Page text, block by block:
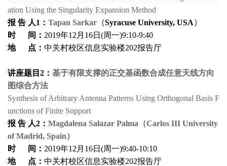
ation Using the Singularity Expansion Method
报 告 人1： Tapan Sarkar（Syracuse University, USA）
时 间： 2019年12月16日(周一)9:10-9:40
地 点： 中关村校区信息实验楼202报告厅
讲座题目2： 基于有限支撑的正交基函数合成任意天线方向
图综合方法
Synthesis of Arbitrary Antenna Patterns Using Orthogonal Basis F
unctions of Finite Support
报 告 人2： Magdalena Salazar Palma（Carlos III University
of Madrid, Spain）
时 间： 2019年12月16日(周一)9:40-10:10
地 点： 中关村校区信息实验楼202报告厅